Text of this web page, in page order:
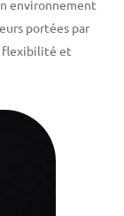
environnement
portées par
flexibilité et